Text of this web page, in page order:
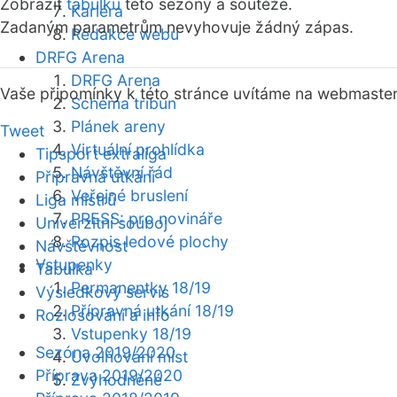
Kariéra
Redakce webu
DRFG Arena
DRFG Arena
Schéma tribun
Plánek areny
Virtuální prohlídka
Návštěvní řád
Veřejné bruslení
PRESS: pro novináře
Rozpis ledové plochy
Vstupenky
Permanentky 18/19
Přípravná utkání 18/19
Vstupenky 18/19
Uvolňování míst
Zvýhodněné
Zobrazit tabulku této sezóny a soutěže.
Zadaným parametrům nevyhovuje žádný zápas.
Vaše připomínky k této stránce uvítáme na webmaster
Tweet
Tipsport extraliga
Přípravná utkání
Liga mistrů
Univerzitní souboj
Návštěvnost
Tabulka
Výsledkový servis
Rozlosování a info
Sezóna 2019/2020
Příprava 2019/2020